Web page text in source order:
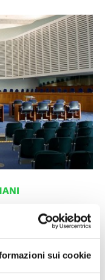
sui cookie
europea
delle